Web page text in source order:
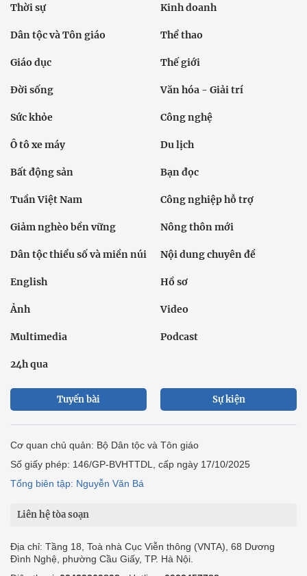
Thời sự Kinh doanh
Dân tộc và Tôn giáo Thể thao
Giáo dục Thế giới
Đời sống Văn hóa - Giải trí
Sức khỏe Công nghệ
Ô tô xe máy Du lịch
Bất động sản Bạn đọc
Tuần Việt Nam Công nghiệp hỗ trợ
Giảm nghèo bền vững Nông thôn mới
Dân tộc thiểu số và miền núi Nội dung chuyên đề
English Hồ sơ
Ảnh Video
Multimedia Podcast
24h qua
Tuyến bài Sự kiện
Cơ quan chủ quản: Bộ Dân tộc và Tôn giáo
Số giấy phép: 146/GP-BVHTTDL, cấp ngày 17/10/2025
Tổng biên tập: Nguyễn Văn Bá
Liên hệ tòa soạn
Địa chỉ: Tầng 18, Toà nhà Cục Viễn thông (VNTA), 68 Dương
Đình Nghệ, phường Cầu Giấy, TP. Hà Nội.